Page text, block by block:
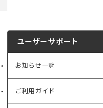
ユーザーサポート
お知らせ一覧
ご利用ガイド